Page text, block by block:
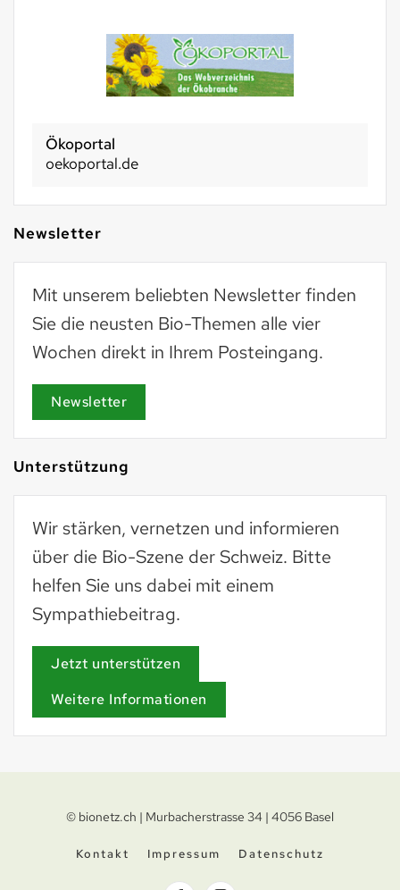
Ökoportal
oekoportal.de
Newsletter
Mit unserem beliebten Newsletter finden
Sie die neusten Bio-Themen alle vier
Wochen direkt in Ihrem Posteingang.
Newsletter
Unterstützung
Wir stärken, vernetzen und informieren
über die Bio-Szene der Schweiz. Bitte
helfen Sie uns dabei mit einem
Sympathiebeitrag.
Jetzt unterstützen
Weitere Informationen
© bionetz.ch | Murbacherstrasse 34 | 4056 Basel
Kontakt Impressum Datenschutz